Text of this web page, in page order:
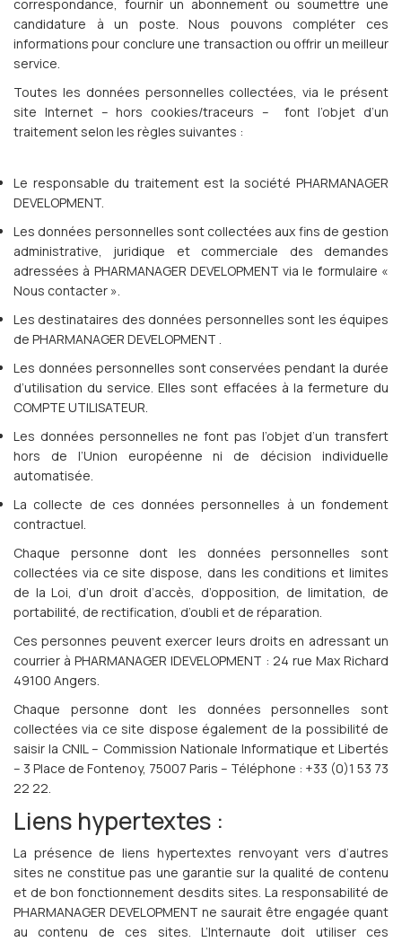
correspondance, fournir un abonnement ou soumettre une
candidature à un poste. Nous pouvons compléter ces
informations pour conclure une transaction ou offrir un meilleur
service.
Toutes les données personnelles collectées, via le présent
site Internet – hors cookies/traceurs – font l’objet d’un
traitement selon les règles suivantes :
Le responsable du traitement est la société PHARMANAGER
DEVELOPMENT.
Les données personnelles sont collectées aux fins de gestion
administrative, juridique et commerciale des demandes
adressées à PHARMANAGER DEVELOPMENT via le formulaire «
Nous contacter ».
Les destinataires des données personnelles sont les équipes
de PHARMANAGER DEVELOPMENT .
Les données personnelles sont conservées pendant la durée
d’utilisation du service. Elles sont effacées à la fermeture du
COMPTE UTILISATEUR.
Les données personnelles ne font pas l’objet d’un transfert
hors de l’Union européenne ni de décision individuelle
automatisée.
La collecte de ces données personnelles à un fondement
contractuel.
Chaque personne dont les données personnelles sont
collectées via ce site dispose, dans les conditions et limites
de la Loi, d’un droit d’accès, d’opposition, de limitation, de
portabilité, de rectification, d’oubli et de réparation.
Ces personnes peuvent exercer leurs droits en adressant un
courrier à PHARMANAGER IDEVELOPMENT : 24 rue Max Richard
49100 Angers.
Chaque personne dont les données personnelles sont
collectées via ce site dispose également de la possibilité de
saisir la CNIL – Commission Nationale Informatique et Libertés
– 3 Place de Fontenoy, 75007 Paris – Téléphone : +33 (0)1 53 73
22 22.
Liens hypertextes :
La présence de liens hypertextes renvoyant vers d’autres
sites ne constitue pas une garantie sur la qualité de contenu
et de bon fonctionnement desdits sites. La responsabilité de
PHARMANAGER DEVELOPMENT ne saurait être engagée quant
au contenu de ces sites. L’Internaute doit utiliser ces